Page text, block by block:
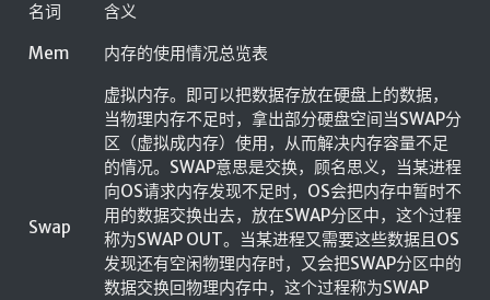
名词
含义
Mem
内存的使用情况总览表
Swap
虚拟内存。即可以把数据存放在硬盘上的数据，
当物理内存不足时，拿出部分硬盘空间当SWAP分
区（虚拟成内存）使用，从而解决内存容量不足
的情况。SWAP意思是交换，顾名思义，当某进程
向OS请求内存发现不足时，OS会把内存中暂时不
用的数据交换出去，放在SWAP分区中，这个过程
称为SWAP OUT。当某进程又需要这些数据且OS
发现还有空闲物理内存时，又会把SWAP分区中的
数据交换回物理内存中，这个过程称为SWAP